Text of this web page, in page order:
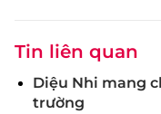
Tin liên quan
Diệu Nhi mang
trường